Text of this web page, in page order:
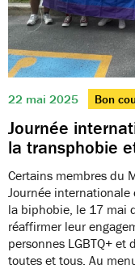
22 mai 2025 Bon
Journée
la transphobie
Certains membres du
Journée
la biphobie, le 17 mai
réaffirmer leur
personnes LGBTQ+
toutes et tous. Au